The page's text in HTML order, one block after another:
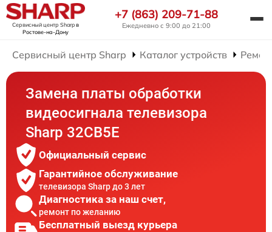
Сервисный центр Sharpв
Ростове-на-Дону
+7 (863) 209-71-88
Ежедневно с 9:00 до 21:00
Сервисный центр Sharp Каталог устройств
Замена платы обработки
видеосигнала телевизора
Sharp 32CB5E
Официальный сервис
Гарантийное обслуживание
телевизора Sharp до 3 лет
Диагностика за наш счет,
ремонт по желанию
Бесплатный выезд курьера